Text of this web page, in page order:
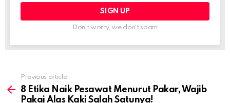
Don't worry, we don't spam
more
Previous article
8 Etika Naik Pesawat Menurut Pakar, Wajib
Pakai Alas Kaki Salah Satunya!